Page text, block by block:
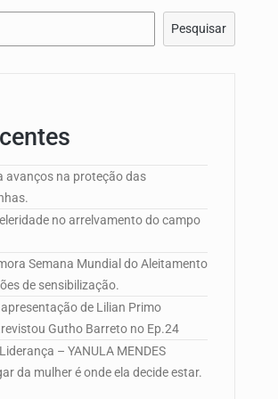
Pesquisar
avanços na proteção das
no arrelvamento do campo
Semana Mundial do Aleitamento
de sensibilização.
apresentação de Lilian Primo
Gutho Barreto no Ep.24
– YANULA MENDES
da mulher é onde ela decide estar.